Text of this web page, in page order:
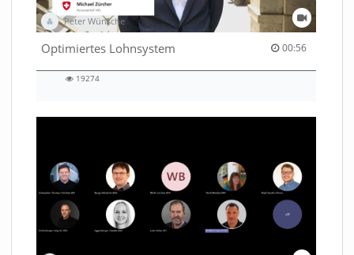
Peter Wünsche
Optimiertes Lohnsystem 00:56
00:56 duration
19274